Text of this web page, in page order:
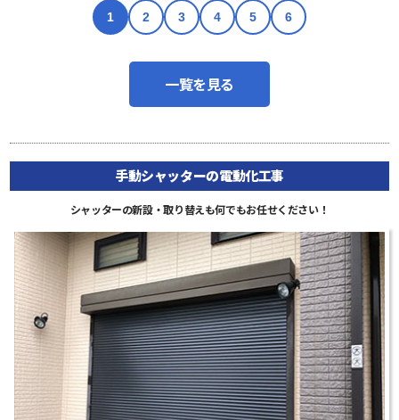
1 2 3 4 5 6
一覧を見る
手動シャッターの電動化工事
シャッターの新設・取り替えも何でもお任せください！